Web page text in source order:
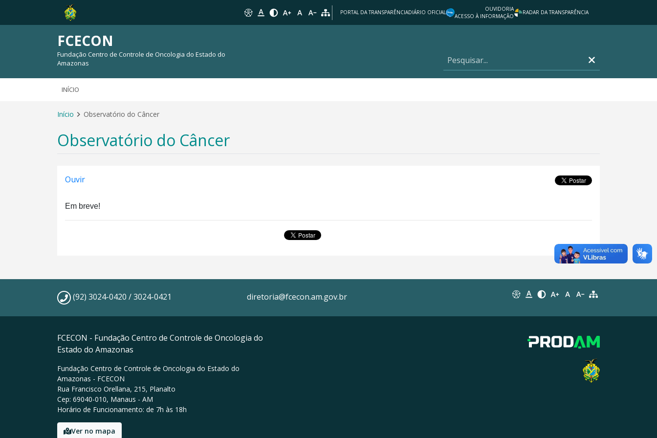
PORTAL DA TRANSPARÊNCIADIÁRIO OFICIAL
OUVIDORIA
ACESSO À INFORMAÇÃO
RADAR DA TRANSPARÊNCIA
FCECON
Fundação Centro de Controle de Oncologia do Estado do
Amazonas
INÍCIO
Início Observatório do Câncer
Observatório do Câncer
Ouvir
Em breve!
(92) 3024-0420 / 3024-0421 diretoria@fcecon.am.gov.br
FCECON - Fundação Centro de Controle de Oncologia do
Estado do Amazonas
Fundação Centro de Controle de Oncologia do Estado do
Amazonas - FCECON
Rua Francisco Orellana, 215, Planalto
Cep: 69040-010, Manaus - AM
Horário de Funcionamento: de 7h às 18h
Ver no mapa